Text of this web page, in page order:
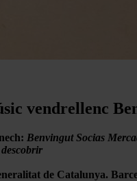
vendrellenc
Benvingut Socias
de Catalunya.